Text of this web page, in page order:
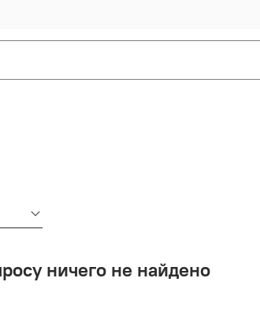
ничего не найдено